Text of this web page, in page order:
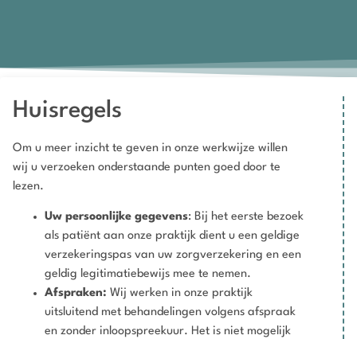
Huisregels
Om u meer inzicht te geven in onze werkwijze willen
wij u verzoeken onderstaande punten goed door te
lezen.
Uw persoonlijke gegevens: Bij het eerste bezoek
als patiënt aan onze praktijk dient u een geldige
verzekeringspas van uw zorgverzekering en een
geldig legitimatiebewijs mee te nemen.
Afspraken: Wij werken in onze praktijk
uitsluitend met behandelingen volgens afspraak
en zonder inloopspreekuur. Het is niet mogelijk